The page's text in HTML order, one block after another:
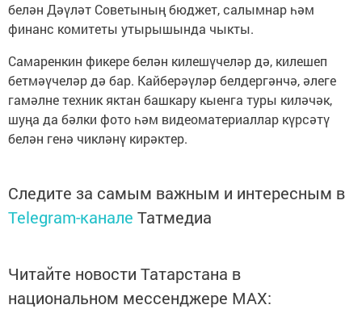
белән Дәүләт Советының бюджет, салымнар һәм
финанс комитеты утырышында чыкты.
Самаренкин фикере белән килешүчеләр дә, килешеп
бетмәүчеләр дә бар. Кайберәүләр белдергәнчә, әлеге
гамәлне техник яктан башкару кыенга туры киләчәк,
шуңа да бәлки фото һәм видеоматериаллар күрсәтү
белән генә чикләнү кирәктер.
Следите за самым важным и интересным в
Telegram-канале Татмедиа
Читайте новости Татарстана в
национальном мессенджере MАХ: